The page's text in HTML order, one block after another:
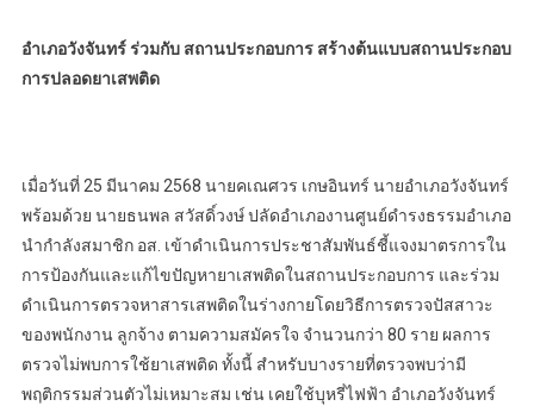
อำเภอวังจันทร์ ร่วมกับ สถานประกอบการ สร้างต้นแบบสถานประกอบ
การปลอดยาเสพติด
เมื่อวันที่ 25 มีนาคม 2568 นายคเณศวร เกษอินทร์ นายอำเภอวังจันทร์
พร้อมด้วย นายธนพล สวัสดิ์วงษ์ ปลัดอำเภองานศูนย์ดำรงธรรมอำเภอ
นำกำลังสมาชิก อส. เข้าดำเนินการประชาสัมพันธ์ชี้แจงมาตรการใน
การป้องกันและแก้ไขปัญหายาเสพติดในสถานประกอบการ และร่วม
ดำเนินการตรวจหาสารเสพติดในร่างกายโดยวิธีการตรวจปัสสาวะ
ของพนักงาน ลูกจ้าง ตามความสมัครใจ จำนวนกว่า 80 ราย ผลการ
ตรวจไม่พบการใช้ยาเสพติด ทั้งนี้ สำหรับบางรายที่ตรวจพบว่ามี
พฤติกรรมส่วนตัวไม่เหมาะสม เช่น เคยใช้บุหรี่ไฟฟ้า อำเภอวังจันทร์